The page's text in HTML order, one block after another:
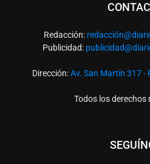
Redacción: redacció
Publicidad:
Dirección:Av. San Martín 317 -
Todos los derechos